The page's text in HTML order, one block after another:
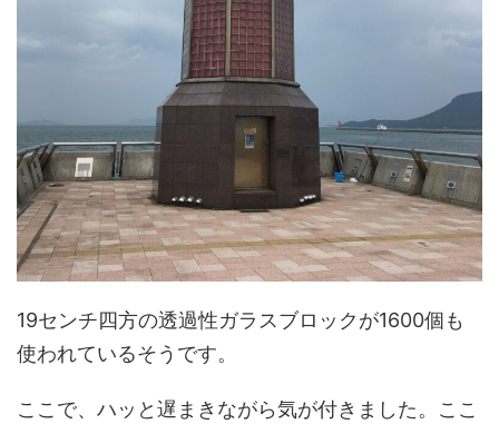
19センチ四方の透過性ガラスブロックが1600個も
使われているそうです。
ここで、ハッと遅まきながら気が付きました。ここ